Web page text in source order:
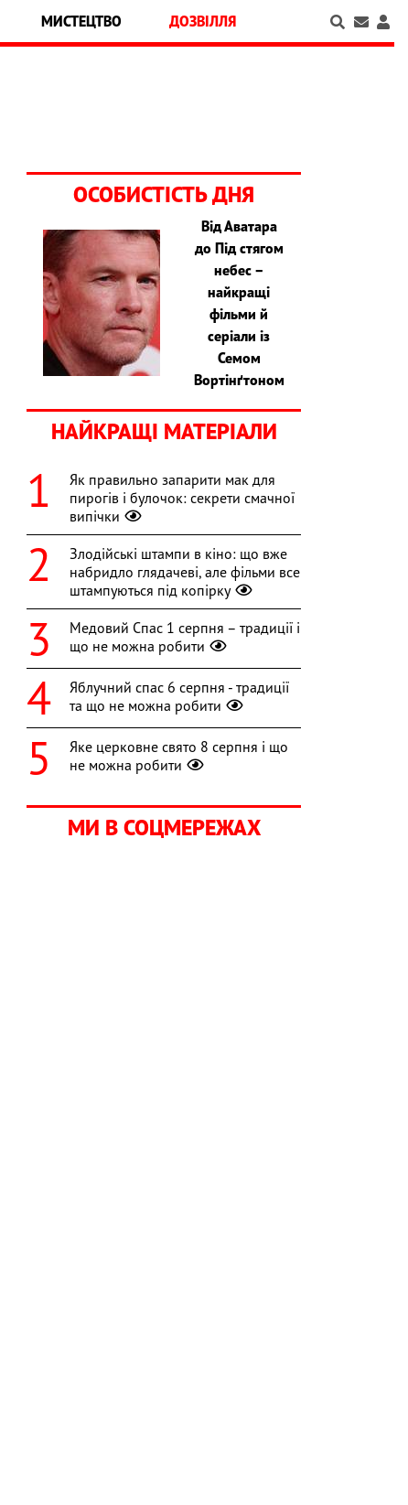
МИСТЕЦТВО ДОЗВІЛЛЯ
ОСОБИСТІСТЬ ДНЯ
Від Аватара
до Під стягом
небес –
найкращі
фільми й
серіали із
Семом
Вортінґтоном
НАЙКРАЩІ МАТЕРІАЛИ
Як правильно запарити мак для
пирогів і булочок: секрети смачної
випічки
Злодійські штампи в кіно: що вже
набридло глядачеві, але фільми все
штампуються під копірку
Медовий Спас 1 серпня – традиції і
що не можна робити
Яблучний спас 6 серпня - традиції
та що не можна робити
Яке церковне свято 8 серпня і що
не можна робити
МИ В СОЦМЕРЕЖАХ